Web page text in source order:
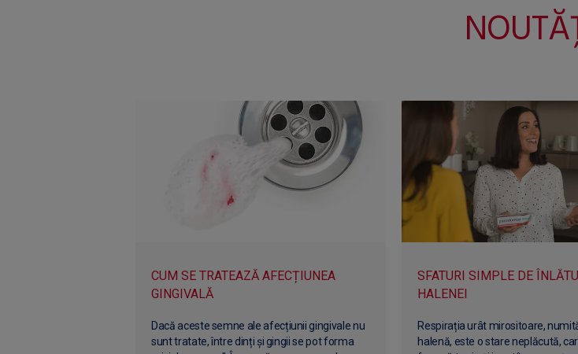
CUM SE TRATEAZĂ AFECȚIUNEA
GINGIVALĂ
Dacă aceste semne ale afecțiunii gingivale nu
sunt tratate, între dinți și gingii se pot forma
SFATURI SIMPLE DE
HALENEI
Respirația urât mirositoare,
halenă, este o stare neplăcută,